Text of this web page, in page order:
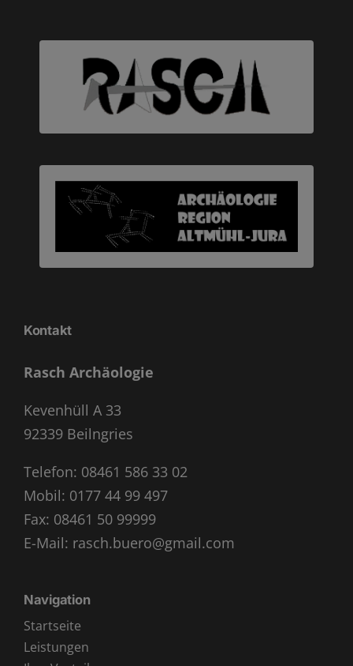
Kontakt
Rasch Archäologie
Kevenhüll A 33
92339 Beilngries
Telefon: 08461 586 33 02
Mobil: 0177 44 99 497
Fax: 08461 50 99999
E-Mail: rasch.buero@gmail.com
Navigation
Startseite
Leistungen